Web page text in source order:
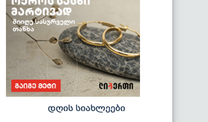
დღის სიახლეები